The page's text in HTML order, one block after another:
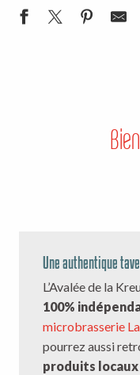
Une authentique
L’Avalée de la
100%
microbrasserie
pourrez aussi
produits locaux